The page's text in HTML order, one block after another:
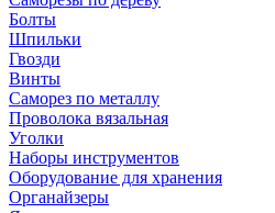
Болты
Шпильки
Гвозди
Винты
Саморез по металлу
Проволока вязальная
Уголки
Наборы инструментов
Оборудование для хранения
Органайзеры